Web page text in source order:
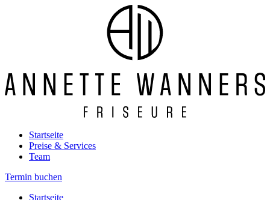
Startseite
Preise & Services
Team
Termin buchen
Startseite